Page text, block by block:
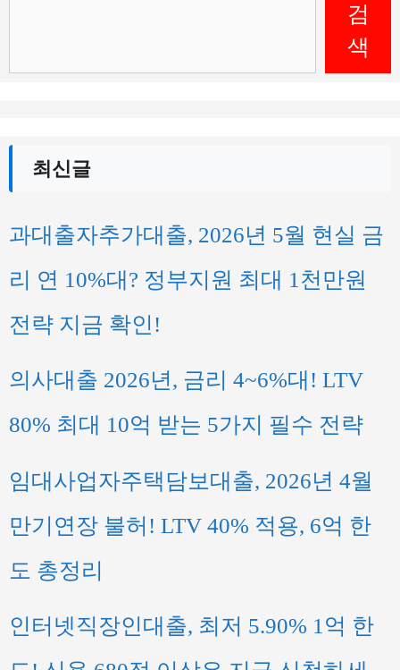
검
색
최신글
과대출자추가대출, 2026년 5월 현실 금
리 연 10%대? 정부지원 최대 1천만원
전략 지금 확인!
의사대출 2026년, 금리 4~6%대! LTV
80% 최대 10억 받는 5가지 필수 전략
임대사업자주택담보대출, 2026년 4월
만기연장 불허! LTV 40% 적용, 6억 한
도 총정리
인터넷직장인대출, 최저 5.90% 1억 한